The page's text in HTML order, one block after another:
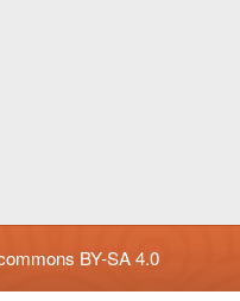
BY-SA 4.0